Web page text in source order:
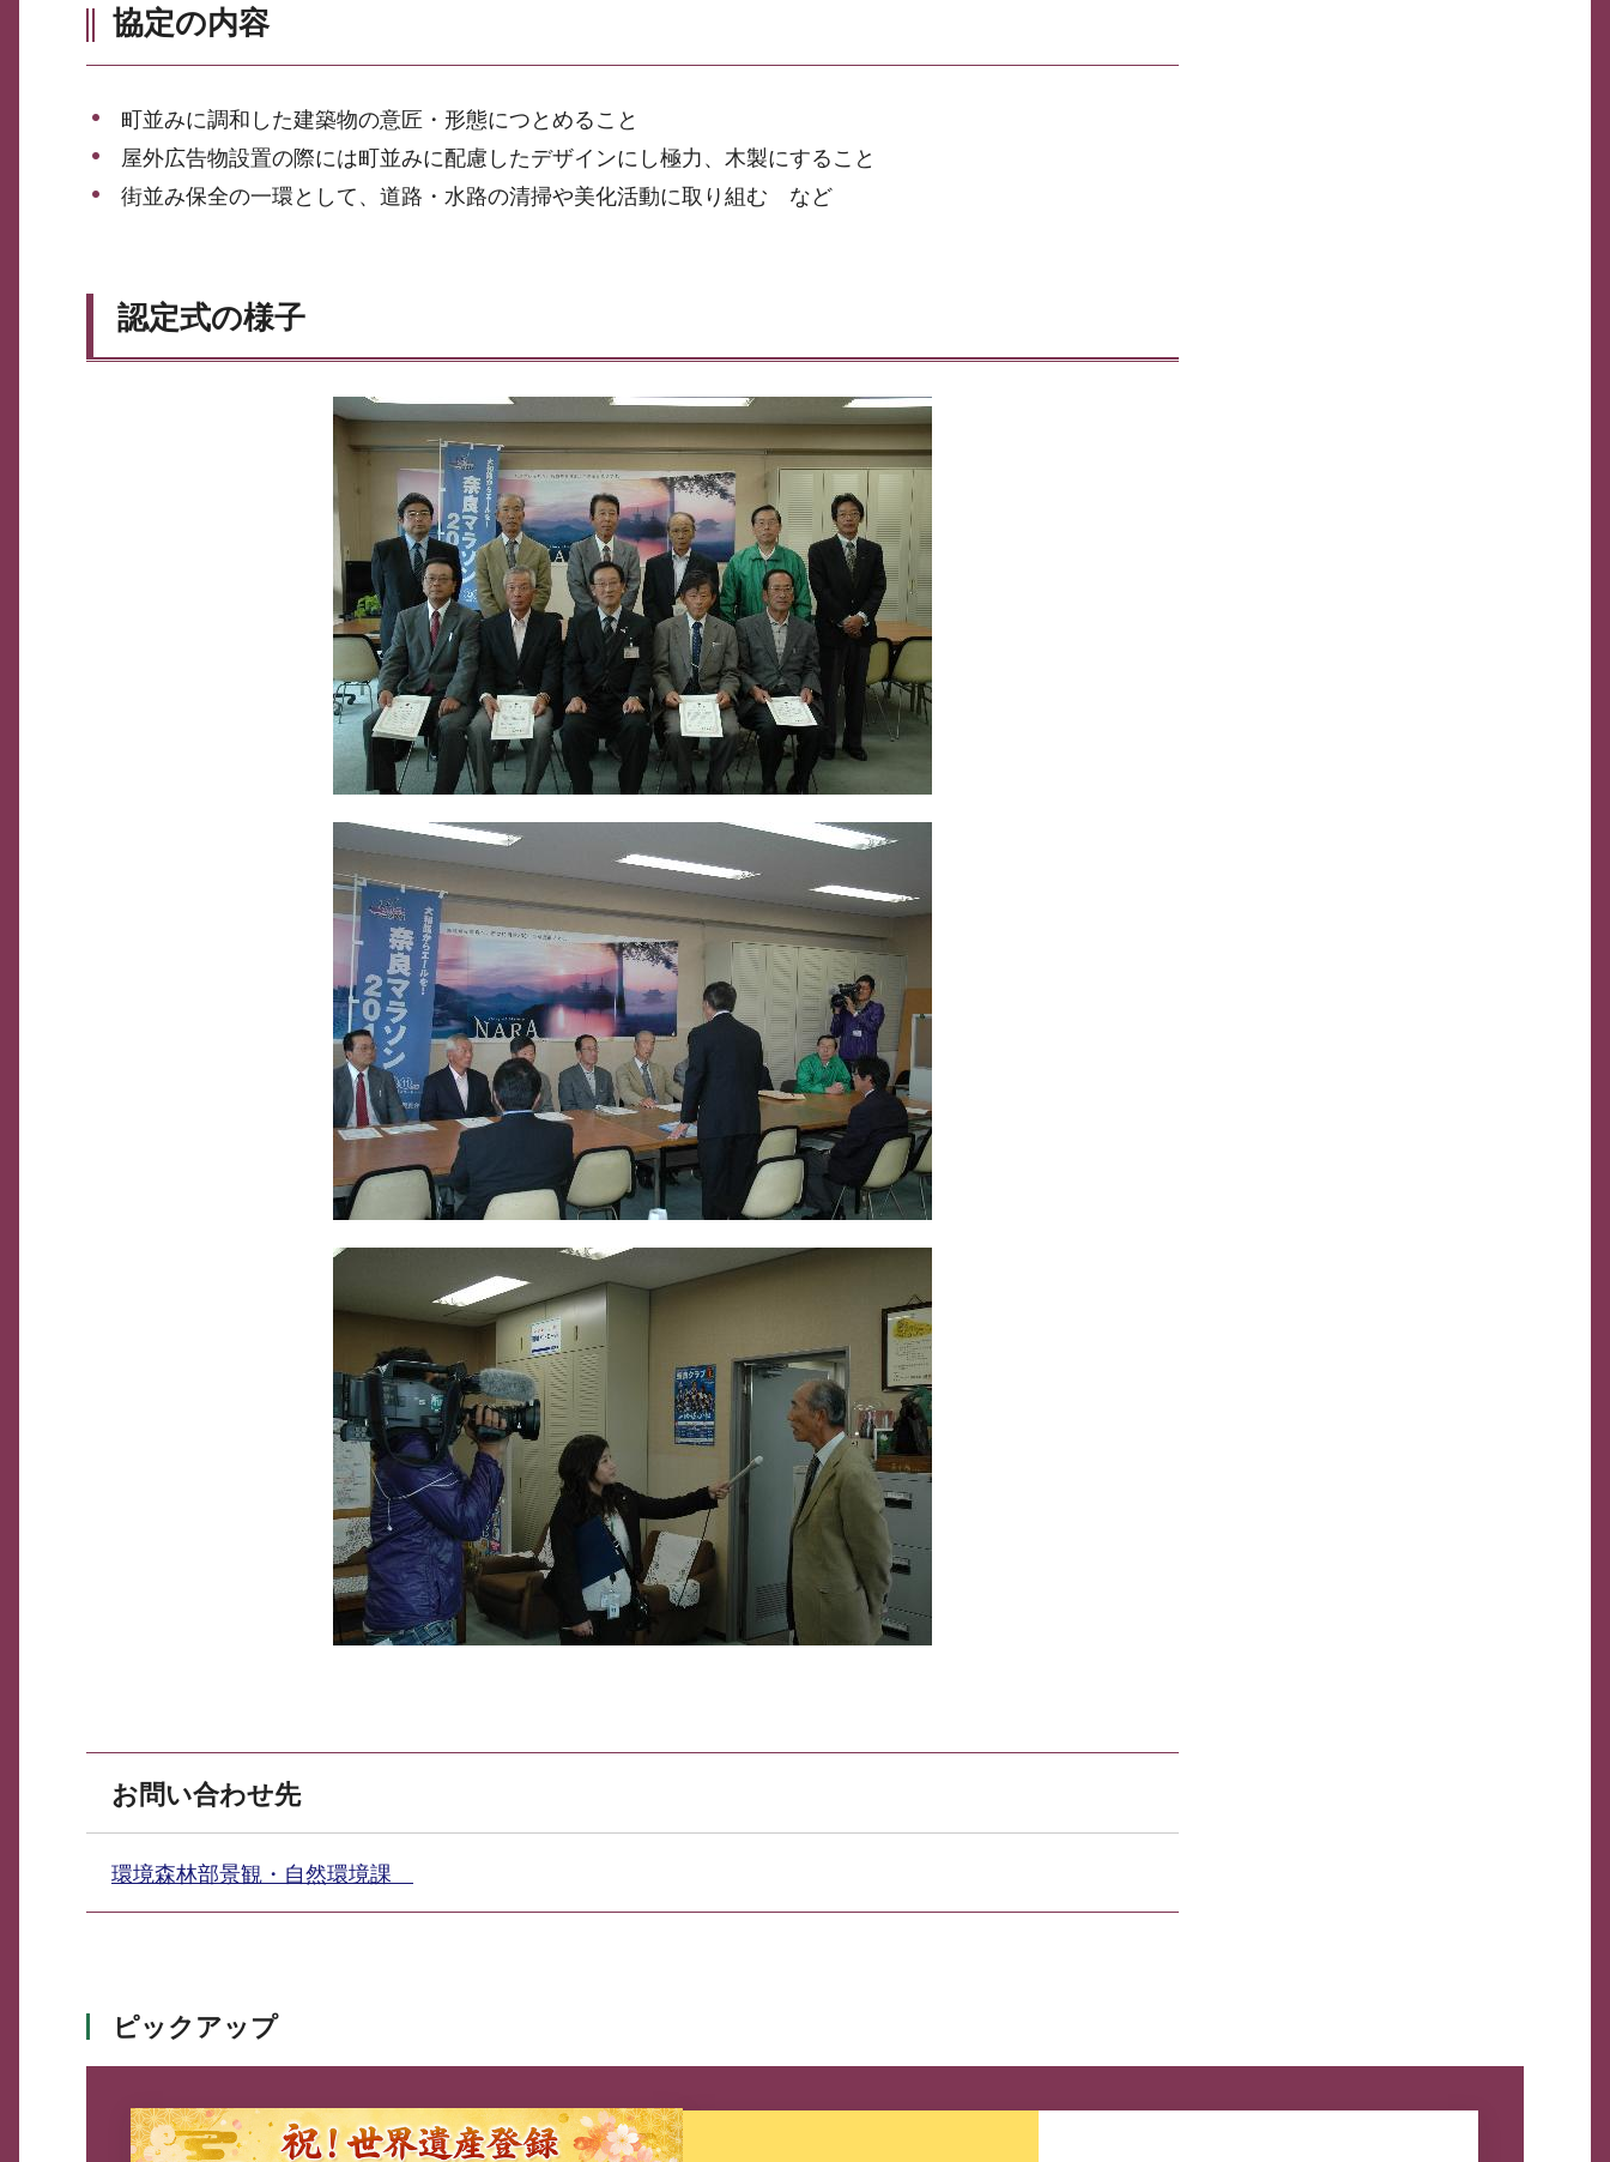
協定の内容
町並みに調和した建築物の意匠・形態につとめること
屋外広告物設置の際には町並みに配慮したデザインにし極力、木製にすること
街並み保全の一環として、道路・水路の清掃や美化活動に取り組む など
認定式の様子
お問い合わせ先
環境森林部景観・自然環境課
ピックアップ